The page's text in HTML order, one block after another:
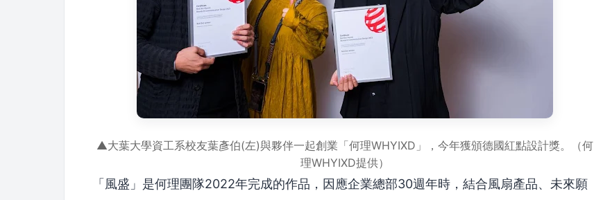
▲大葉大學資工系校友葉彥伯(左)與夥伴一起創業「何理WHYIXD」，今年獲頒德國紅點設計獎。（何
理WHYIXD提供）
「風盛」是何理團隊2022年完成的作品，因應企業總部30週年時，結合風扇產品、未來願